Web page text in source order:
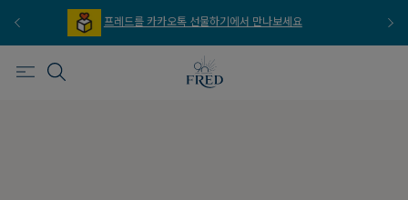
프레드를 이메일 주문 서비스로 만나보세요